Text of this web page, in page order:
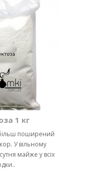
1 кг
поширений
У вільному
майже у всіх